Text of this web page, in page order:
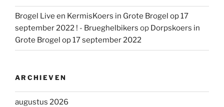
Brogel Live en KermisKoers in Grote Brogel op 17
september 2022 ! - Brueghelbikers op Dorpskoers in
Grote Brogel op 17 september 2022
ARCHIEVEN
augustus 2026